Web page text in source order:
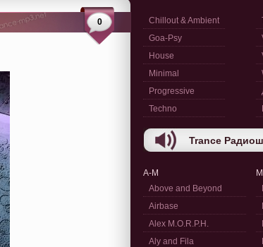
0
Chillout & Ambient
Goa-Psy
House
Minimal
Progressive
Techno
Trance
A-M
Above and Beyond
Airbase
Alex M.O.R.P.H.
Aly and Fila